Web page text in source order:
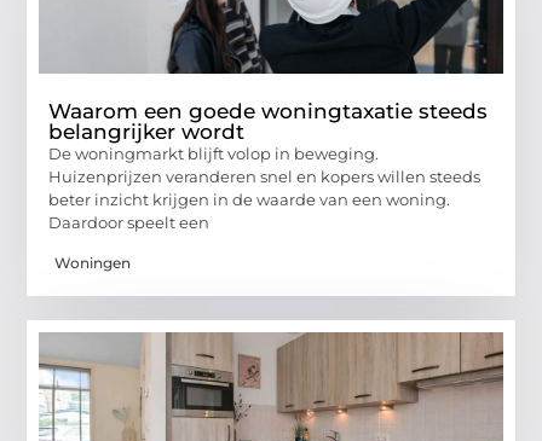
Waarom een goede woningtaxatie steeds
belangrijker wordt
De woningmarkt blijft volop in beweging.
Huizenprijzen veranderen snel en kopers willen steeds
beter inzicht krijgen in de waarde van een woning.
Daardoor speelt een
Woningen